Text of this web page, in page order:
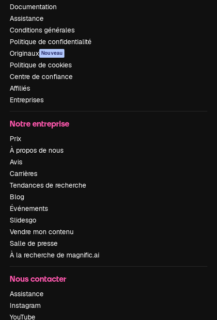
Documentation
Assistance
Conditions générales
Politique de confidentialité
Originaux Nouveau
Politique de cookies
Centre de confiance
Affiliés
Entreprises
Notre entreprise
Prix
À propos de nous
Avis
Carrières
Tendances de recherche
Blog
Événements
Slidesgo
Vendre mon contenu
Salle de presse
À la recherche de magnific.ai
Nous contacter
Assistance
Instagram
YouTube